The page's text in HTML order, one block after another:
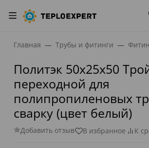
Главная Трубы и фитинги
Политэк 50х25х50
переходной для
полипропиленовых
сварку (цвет белый)
Добавить отзыв В избранное К